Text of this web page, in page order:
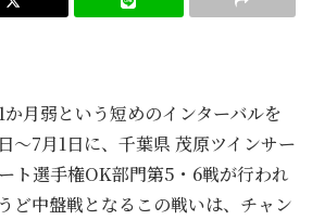
月弱という短めのインターバルを
～7月1日に、千葉県 茂原ツインサー
ト選手権OK部門第5・6戦が行われ
ど中盤戦となるこの戦いは、チャン